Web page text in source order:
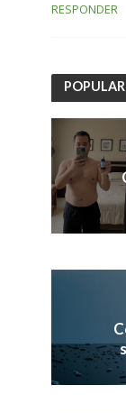
RESPONDER